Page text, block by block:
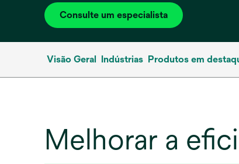
Consulte um especialista
Visão Geral Indústrias Produtos em
Melhorar a